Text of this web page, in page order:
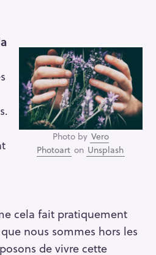
Photo by Vero
Photoart on Unsplash
cela fait pratiquement
nous sommes hors les
de vivre cette